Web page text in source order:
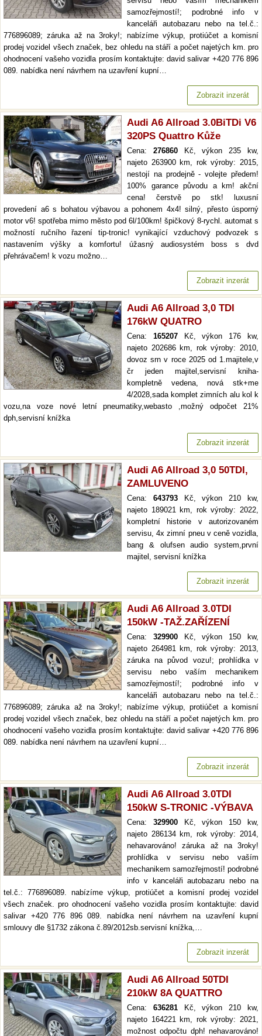
samozřejmostí!; podrobné info v
kanceláři autobazaru nebo na tel.č.:
776896089; záruka až na 3roky!; nabízíme výkup, protiúčet a komisní
prodej vozidel všech značek, bez ohledu na stáří a počet najetých km. pro
ohodnocení vašeho vozidla prosím kontaktujte: david salivar +420 776 896
089. nabídka není návrhem na uzavření kupní…
Zobrazit inzerát
Audi A6 Allroad 3.0BiTDi V6
320PS Quattro Kůže
Cena: 276860Kč, výkon 235 kw,
najeto 263900 km, rok výroby: 2015,
nestojí na prodejně - volejte předem!
100% garance původu a km! akční
cena! čerstvě po stk! luxusní
provedení a6 s bohatou výbavou a pohonem 4x4! silný, přesto úsporný
motor v6! spotřeba mimo město pod 6l/100km! špičkový 8-rychl. automat s
možností ručního řazení tip-tronic! vynikající vzduchový podvozek s
nastavením výšky a komfortu! úžasný audiosystém boss s dvd
přehrávačem! k vozu možno…
Zobrazit inzerát
Audi A6 Allroad 3,0 TDI
176kW QUATRO
Cena: 165207Kč, výkon 176 kw,
najeto 202686 km, rok výroby: 2010,
dovoz srn v roce 2025 od 1.majitele,v
čr jeden majitel,servisní kniha-
kompletně vedena, nová stk+me
4/2028,sada komplet zimních alu kol k
vozu,na voze nové letní pneumatiky,webasto ,možný odpočet 21%
dph,servisní knížka
Zobrazit inzerát
Audi A6 Allroad 3,0 50TDI,
ZAMLUVENO
Cena: 643793Kč, výkon 210 kw,
najeto 189021 km, rok výroby: 2022,
kompletní historie v autorizovaném
servisu, 4x zimní pneu v ceně vozidla,
bang & olufsen audio system,první
majitel, servisní knížka
Zobrazit inzerát
Audi A6 Allroad 3.0TDI
150kW -TAŽ.ZAŘÍZENÍ
Cena: 329900Kč, výkon 150 kw,
najeto 264981 km, rok výroby: 2013,
záruka na původ vozu!; prohlídka v
servisu nebo vaším mechanikem
samozřejmostí!; podrobné info v
kanceláři autobazaru nebo na tel.č.:
776896089; záruka až na 3roky!; nabízíme výkup, protiúčet a komisní
prodej vozidel všech značek, bez ohledu na stáří a počet najetých km. pro
ohodnocení vašeho vozidla prosím kontaktujte: david salivar +420 776 896
089. nabídka není návrhem na uzavření kupní…
Zobrazit inzerát
Audi A6 Allroad 3.0TDI
150kW S-TRONIC -VÝBAVA
Cena: 329900Kč, výkon 150 kw,
najeto 286134 km, rok výroby: 2014,
nehavarováno! záruka až na 3roky!
prohlídka v servisu nebo vaším
mechanikem samozřejmostí! podrobné
info v kanceláři autobazaru nebo na
tel.č.: 776896089. nabízíme výkup, protiúčet a komisní prodej vozidel
všech značek. pro ohodnocení vašeho vozidla prosím kontaktujte: david
salivar +420 776 896 089. nabídka není návrhem na uzavření kupní
smlouvy dle §1732 zákona č.89/2012sb.servisní knížka,…
Zobrazit inzerát
Audi A6 Allroad 50TDI
210kW 8A QUATTRO
Cena: 636281Kč, výkon 210 kw,
najeto 164221 km, rok výroby: 2021,
možnost odpočtu dph! nehavarováno!